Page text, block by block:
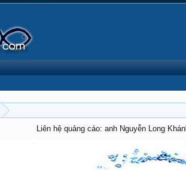
Liên hệ quảng cáo: anh Nguyễn Long